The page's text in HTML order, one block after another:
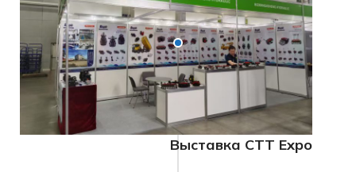
Выставка CTT Expo